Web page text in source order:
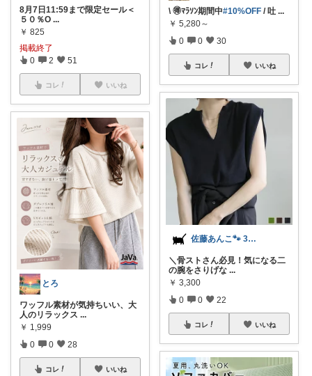
8月7日11:59まで限定セール＜
５０％O ...
￥ 825
掲載終了
0 2 51
コレ いいね
とろ
ワッフル素材が気持ちいい、大
人のリラックス ...
￥ 1,999
0 0 28
コレ いいね
\ 🉐ﾏﾗｿﾝ期間中#10%OFF / 吐 ...
￥ 5,280～
0 0 30
コレ いいね
佐藤あんこ🐾 30代OLの暮らし
＼骨ストさん必見！気になる二
の腕をさりげな ...
￥ 3,300
0 0 22
コレ いいね